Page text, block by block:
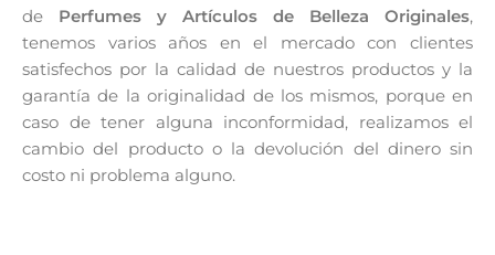
de Perfumes y Artículos de Belleza Originales,
tenemos varios años en el mercado con clientes
satisfechos por la calidad de nuestros productos y la
garantía de la originalidad de los mismos, porque en
caso de tener alguna inconformidad, realizamos el
cambio del producto o la devolución del dinero sin
costo ni problema alguno.